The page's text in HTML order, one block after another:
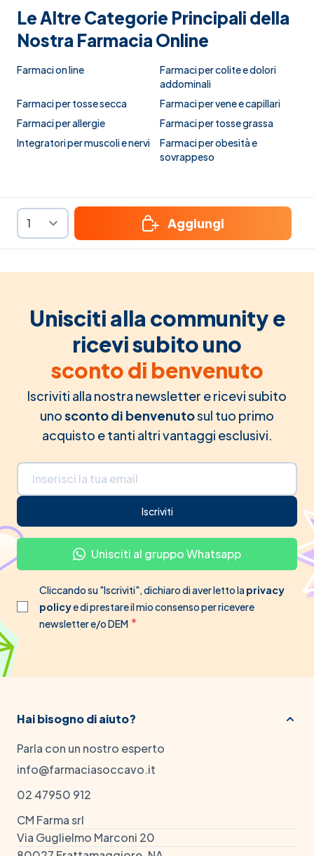
Le Altre Categorie Principali della
Nostra Farmacia Online
Farmaci on line
Farmaci per colite e dolori
addominali
Farmaci per tosse secca
Farmaci per vene e capillari
Farmaci per allergie
Farmaci per tosse grassa
Integratori per muscoli e nervi
Farmaci per obesità e
sovrappeso
Aggiungi
Unisciti alla community e
ricevi subito uno
sconto di benvenuto
Iscriviti alla nostra newsletter e ricevi subito
unosconto di benvenutosul tuo primo
acquisto e tanti altri vantaggi esclusivi.
Indirizzo email
Iscriviti
Unisciti al gruppo Whatsapp
Cliccando su "Iscriviti", dichiaro di aver letto laprivacy
policye di prestare il mio consenso per ricevere
newsletter e/o DEM
Hai bisogno di aiuto?
Parla con un nostro esperto
info@farmaciasoccavo.it
02 47950 912
CM Farma srl
Via Guglielmo Marconi 20